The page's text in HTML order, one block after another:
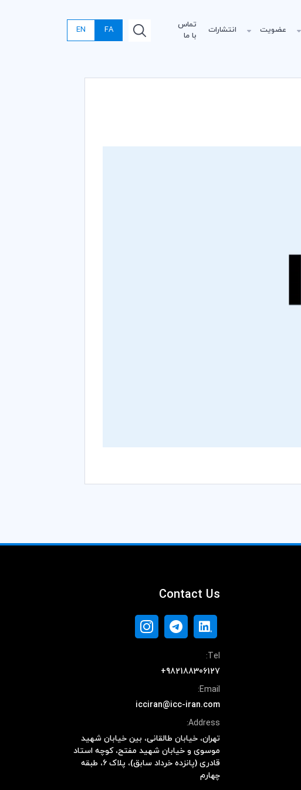
عضویت انتشارات
تماس
با ما
FA
EN
Contact Us
Tel:
+982188306127
Email:
icciran@icc-iran.com
Address:
تهران، خیابان طالقانی، بین خیابان شهید
موسوی و خیابان شهید مفتح، کوچه استاد
قادری (پانزده خرداد سابق)، پلاک ۶، طبقه
چهارم